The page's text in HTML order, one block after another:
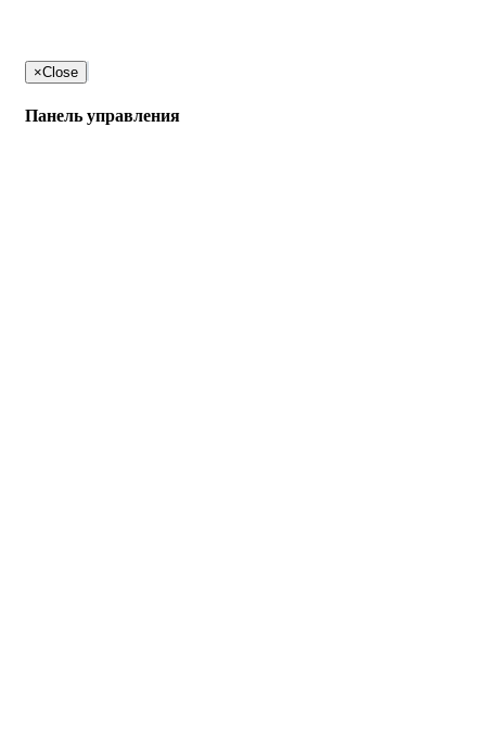
×Close
Панель управления